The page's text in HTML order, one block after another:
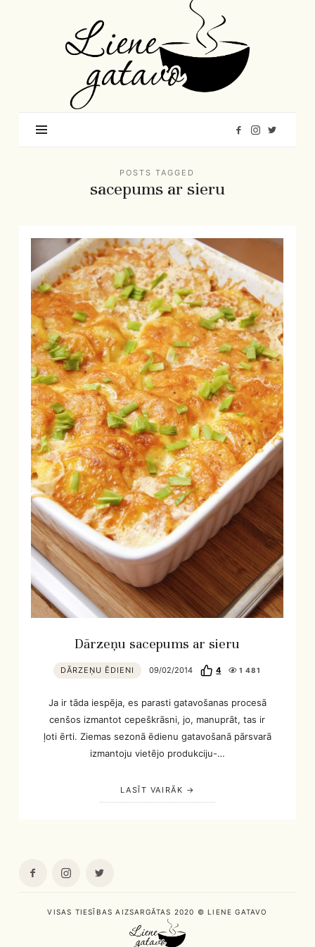
Gatavo
–
Mana
garšu
pasaule
POSTS TAGGED
sacepums ar sieru
Dārzeņu sacepums ar sieru
DĀRZEŅU ĒDIENI 09/02/2014 4 1 481
Ja ir tāda iespēja, es parasti gatavošanas procesā
cenšos izmantot cepeškrāsni, jo, manuprāt, tas ir
ļoti ērti. Ziemas sezonā ēdienu gatavošanā pārsvarā
izmantoju vietējo produkciju-…
LASĪT VAIRĀK
VISAS TIESĪBAS AIZSARGĀTAS 2020 © LIENE GATAVO